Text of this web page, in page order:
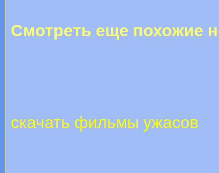
Смотреть еще похожие
скачать фильмы ужасов